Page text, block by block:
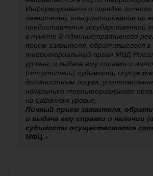
Информирование о порядке
заявителей, консультирование по
предоставления государственной
в пункте 9 Административного
прием заявителя, обратившегося в
территориальный орган МВД
уровне, и выдача ему справки о
(отсутствии) судимости
должностным лицом,
начальника территориального
на районном уровне.
Личный прием заявителя,
и выдача ему справки о наличии
судимости осуществляются
МФЦ.».